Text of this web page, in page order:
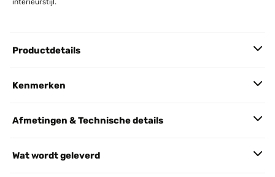
interieurstijl.
Productdetails
Kenmerken
Afmetingen & Technische details
Wat wordt geleverd